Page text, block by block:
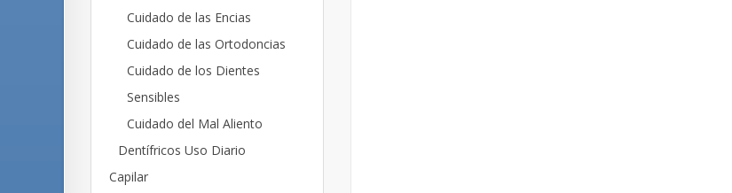
Cuidado de las Encias
Cuidado de las Ortodoncias
Cuidado de los Dientes
Sensibles
Cuidado del Mal Aliento
Dentífricos Uso Diario
Capilar